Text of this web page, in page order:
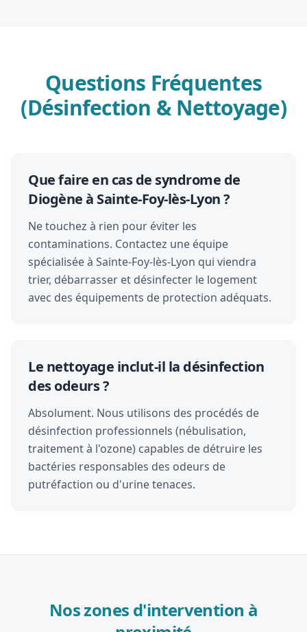
Questions Fréquentes
(Désinfection & Nettoyage)
Que faire en cas de syndrome de
Diogène à Sainte-Foy-lès-Lyon ?
Ne touchez à rien pour éviter les
contaminations. Contactez une équipe
spécialisée à Sainte-Foy-lès-Lyon qui viendra
trier, débarrasser et désinfecter le logement
avec des équipements de protection adéquats.
Le nettoyage inclut-il la désinfection
des odeurs ?
Absolument. Nous utilisons des procédés de
désinfection professionnels (nébulisation,
traitement à l'ozone) capables de détruire les
bactéries responsables des odeurs de
putréfaction ou d'urine tenaces.
Nos zones d'intervention à